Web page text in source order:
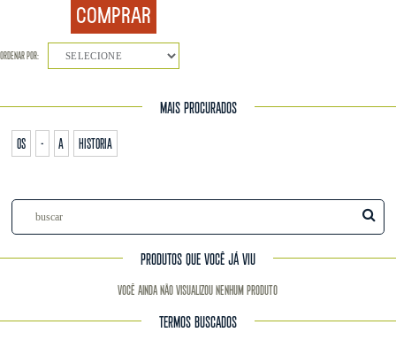
COMPRAR
ORDENAR POR: SELECIONE
MAIS PROCURADOS
os - a historia
PRODUTOS QUE VOCÊ JÁ VIU
Você ainda não visualizou nenhum produto
TERMOS BUSCADOS